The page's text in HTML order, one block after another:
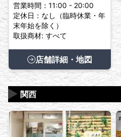
営業時間：11:00 - 20:00
定休日：なし（臨時休業・年
末年始を除く）
取扱商材: すべて
店舗詳細・地図
関西
▶